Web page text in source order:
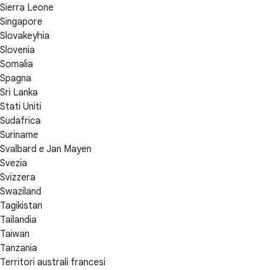
Sierra Leone
Singapore
Slovakeyhia
Slovenia
Somalia
Spagna
Sri Lanka
Stati Uniti
Sudafrica
Suriname
Svalbard e Jan Mayen
Svezia
Svizzera
Swaziland
Tagikistan
Tailandia
Taiwan
Tanzania
Territori australi francesi